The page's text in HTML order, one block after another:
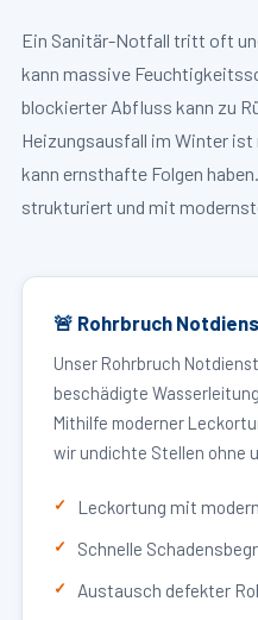
Ein Sanitär-Notfall tritt oft
kann massive
blockierter Abfluss kann zu
Heizungsausfall im Winter ist
kann ernsthafte Folgen
strukturiert und mit
🚨 Rohrbruch
Unser Rohrbruch
beschädigte
Mithilfe moderner
wir undichte Stellen ohne
Leckortung mit
Schnelle
Austausch defekter